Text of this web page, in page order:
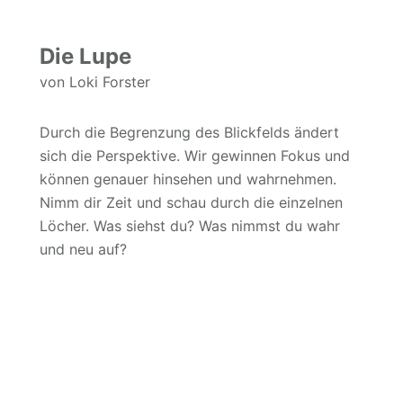
Die Lupe
von Loki Forster
Durch die Begrenzung des Blickfelds ändert
sich die Perspektive. Wir gewinnen Fokus und
können genauer hinsehen und wahrnehmen.
Nimm dir Zeit und schau durch die einzelnen
Löcher. Was siehst du? Was nimmst du wahr
und neu auf?